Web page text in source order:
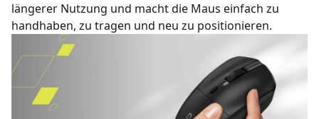
längerer Nutzung und macht die Maus einfach zu
handhaben, zu tragen und neu zu positionieren.